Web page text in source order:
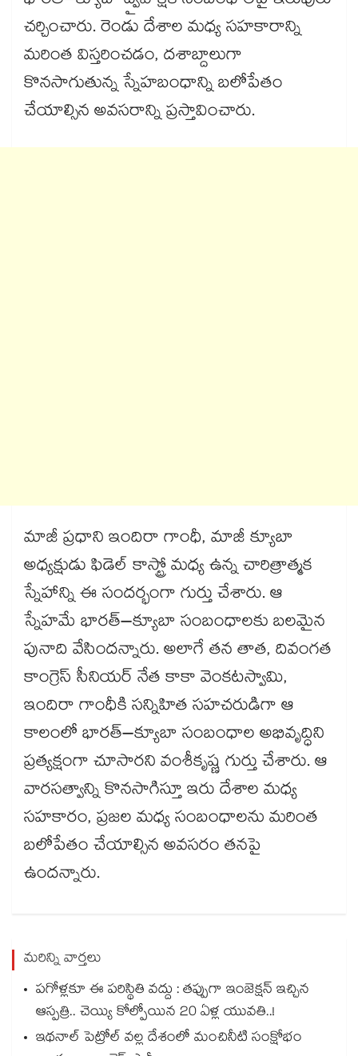
చర్చించారు. రెండు దేశాల మధ్య సహకారాన్ని
మరింత విస్తరించడం, దశాబ్దాలుగా
కొనసాగుతున్న స్నేహబంధాన్ని బలోపేతం
చేయాల్సిన అవసరాన్ని ప్రస్తావించారు.
మాజీ ప్రధాని ఇందిరా గాంధీ, మాజీ క్యూబా
అధ్యక్షుడు ఫిడెల్ కాస్ట్రో మధ్య ఉన్న చారిత్రాత్మక
స్నేహాన్ని ఈ సందర్భంగా గుర్తు చేశారు. ఆ
స్నేహమే భారత్–క్యూబా సంబంధాలకు బలమైన
పునాది వేసిందన్నారు. అలాగే తన తాత, దివంగత
కాంగ్రెస్ సీనియర్ నేత కాకా వెంకటస్వామి,
ఇందిరా గాంధీకి సన్నిహిత సహచరుడిగా ఆ
కాలంలో భారత్–క్యూబా సంబంధాల అభివృద్ధిని
ప్రత్యక్షంగా చూసారని వంశీకృష్ణ గుర్తు చేశారు. ఆ
వారసత్వాన్ని కొనసాగిస్తూ ఇరు దేశాల మధ్య
సహకారం, ప్రజల మధ్య సంబంధాలను మరింత
బలోపేతం చేయాల్సిన అవసరం తనపై
ఉందన్నారు.
మరిన్ని వార్తలు
పగోళ్లకూ ఈ పరిస్థితి వద్దు : తప్పుగా ఇంజెక్షన్ ఇచ్చిన
ఆస్పత్రి.. చెయ్యి కోల్పోయిన 20 ఏళ్ల యువతి..!
ఇథనాల్ పెట్రోల్ వల్ల దేశంలో మంచినీటి సంక్షోభం